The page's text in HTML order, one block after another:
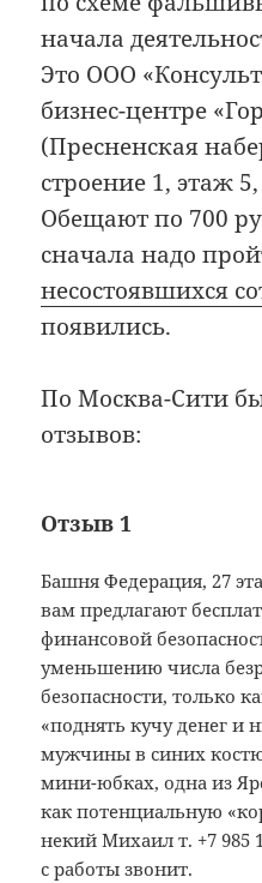
начала
Это ООО
бизнес-центре
(Пресненская
строение 1, этаж
Обещают по 700
сначала надо
несостоявшихся
появились.
По Москва-Сити
отзывов:
Отзыв 1
Башня Федерация, 27
вам предлагают
финансовой
уменьшению числа
безопасности, только
«поднять кучу денег и
мужчины в синих
мини-юбках, одна из
как потенциальную
некий Михаил т. +7 985
с работы звонит.